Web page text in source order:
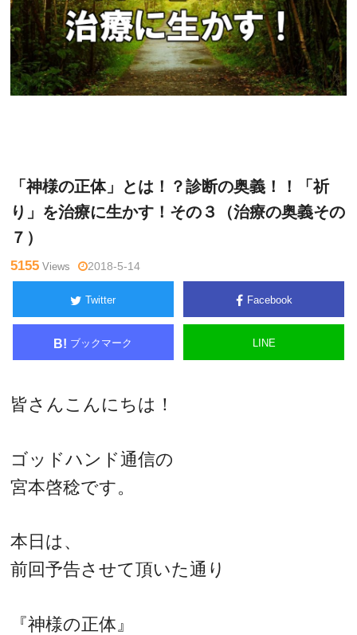
「神様の正体」とは！？診断の奥義！！「祈
り」を治療に生かす！その３（治療の奥義その
７）
5155 Views 2018-5-14
Twitter Facebook
B! ブックマーク LINE
皆さんこんにちは！
ゴッドハンド通信の
宮本啓稔です。
本日は、
前回予告させて頂いた通り
『神様の正体』